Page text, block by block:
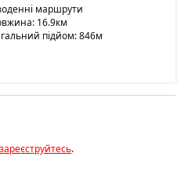
маршрути
16.9км
підйом: 846м
зареєструйтесь.